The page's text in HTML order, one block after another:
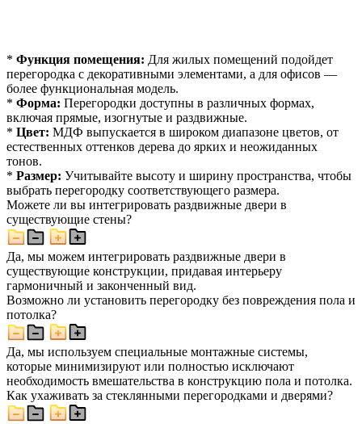
* Функция помещения: Для жилых помещений подойдет
перегородка с декоративными элементами, а для офисов —
более функциональная модель.
* Форма: Перегородки доступны в различных формах,
включая прямые, изогнутые и раздвижные.
* Цвет: МДФ выпускается в широком диапазоне цветов, от
естественных оттенков дерева до ярких и неожиданных
тонов.
* Размер: Учитывайте высоту и ширину пространства, чтобы
выбрать перегородку соответствующего размера.
Можете ли вы интегрировать раздвижные двери в
существующие стены?
Да, мы можем интегрировать раздвижные двери в
существующие конструкции, придавая интерьеру
гармоничный и законченный вид.
Возможно ли установить перегородку без повреждения пола и
потолка?
Да, мы используем специальные монтажные системы,
которые минимизируют или полностью исключают
необходимость вмешательства в конструкцию пола и потолка.
Как ухаживать за стеклянными перегородками и дверями?